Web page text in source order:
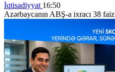
İqtisadiyyat 16:50
Azərbaycanın ABŞ-a ixracı 38 faiz